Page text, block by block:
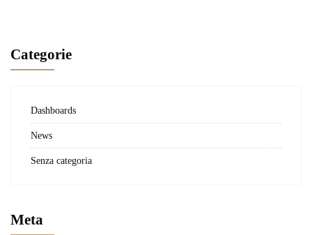
Categorie
Dashboards
News
Senza categoria
Meta